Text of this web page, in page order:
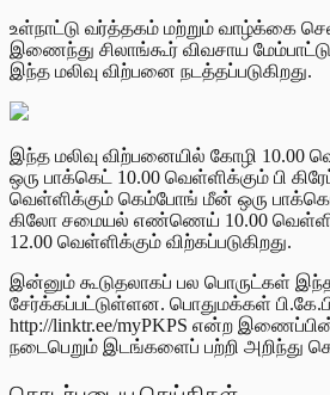
உள்நாட்டு வர்த்தகம் மற்றும் வாழ்க்கை
இணைந்து சிலாங்கூர் விவசாய
இந்த மலிவு விற்பனை நடத்தப்படுகிறது.
இந்த மலிவு விற்பனையில் கோழி 10.00
ஒரு பாக்கெட் 10.00 வெள்ளிக்கும் பி
வெள்ளிக்கும் கெம்போங் மீன் ஒரு
கிலோ சமையல் எண்ணெய் 10.00
12.00 வெள்ளிக்கும் விற்கப்படுகிறது.
இன்னும் கூடுதலாகப் பல பொருட்கள்
சேர்க்கப்பட்டுள்ளன. பொதுமக்கள்
http://linktr.ee/myPKPS என்ற
நடைபெறும் இடங்களைப் பற்றி அறிந்து